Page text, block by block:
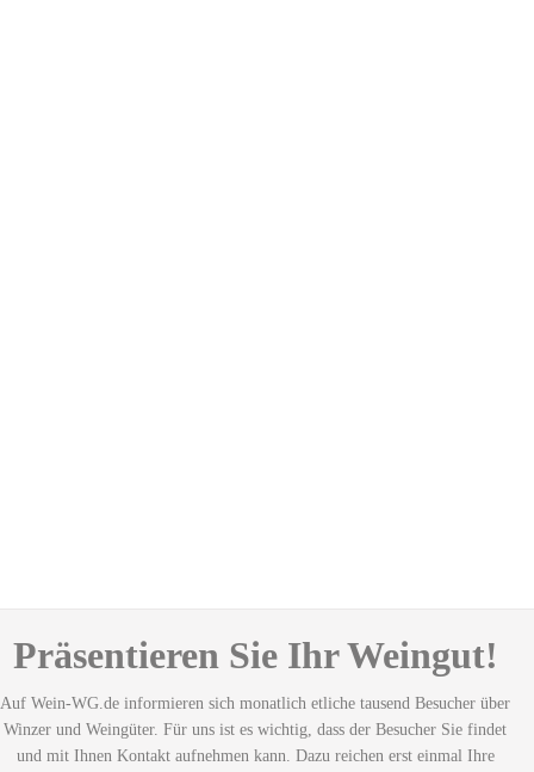
Präsentieren Sie Ihr Weingut!
Auf Wein-WG.de informieren sich monatlich etliche tausend Besucher über
Winzer und Weingüter. Für uns ist es wichtig, dass der Besucher Sie findet
und mit Ihnen Kontakt aufnehmen kann. Dazu reichen erst einmal Ihre